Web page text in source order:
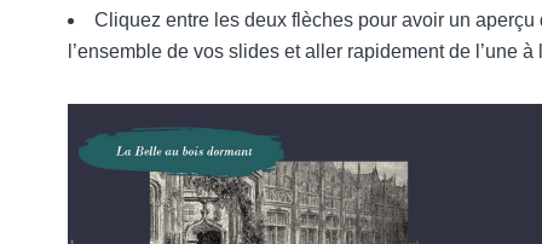
Cliquez entre les deux flèches pour avoir un aperçu
l’ensemble de vos slides et aller rapidement de l’une à